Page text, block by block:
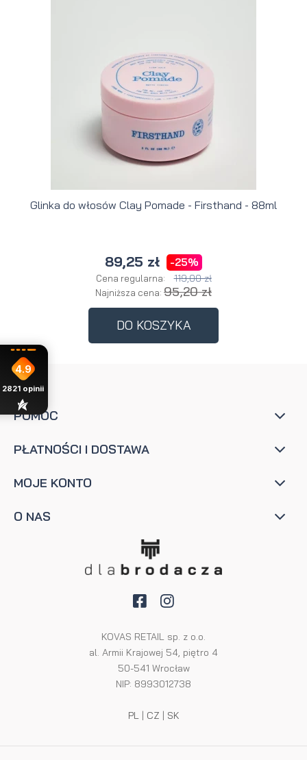
Glinka do włosów Clay Pomade - Firsthand - 88ml
89,25 zł -25%
Cena regularna: 119,00 zł
Najniższa cena: 95,20 zł
DO KOSZYKA
POMOC
PŁATNOŚCI I DOSTAWA
MOJE KONTO
O NAS
KOVAS RETAIL sp. z o.o.
al. Armii Krajowej 54, piętro 4
50-541 Wrocław
NIP: 8993012738
PL | CZ | SK
4.9
2821 opinii